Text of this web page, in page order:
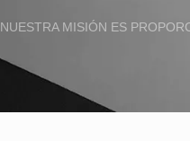
NUESTRA MISIÓN ES